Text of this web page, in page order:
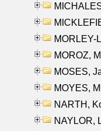
MORLEY-
MOROZ,
MOSES,
MOYES,
NARTH,
NAYLOR,